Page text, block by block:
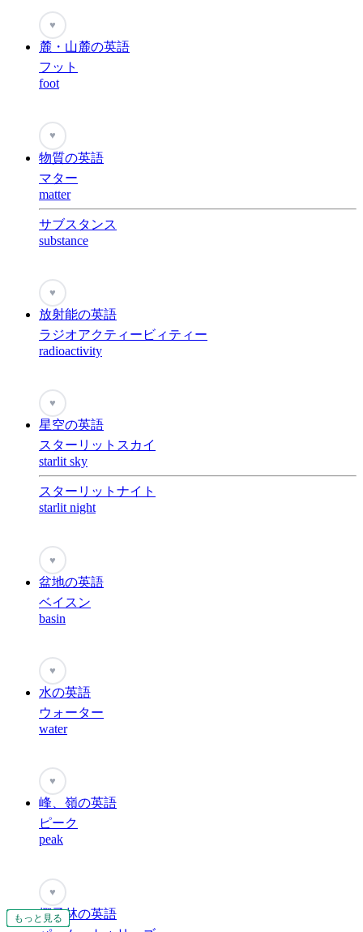
もっと見る
もっと見る
もっと見る
もっと見る
もっと見る
もっと見る
もっと見る
もっと見る
もっと見る
もっと見る
もっと見る
もっと見る
もっと見る
もっと見る
もっと見る
もっと見る
もっと見る
もっと見る
もっと見る
もっと見る
もっと見る
もっと見る
もっと見る
もっと見る
もっと見る
♥
麓・山麓の英語
フット
foot
♥
物質の英語
マター
matter
サブスタンス
substance
♥
放射能の英語
ラジオアクティービィティー
radioactivity
もっと見る
♥
星空の英語
スターリットスカイ
starlit sky
スターリットナイト
starlit night
もっと見る
♥
盆地の英語
ベイスン
basin
♥
水の英語
ウォーター
water
もっと見る
♥
峰、嶺の英語
ピーク
peak
♥
椰子林の英語
もっと見る